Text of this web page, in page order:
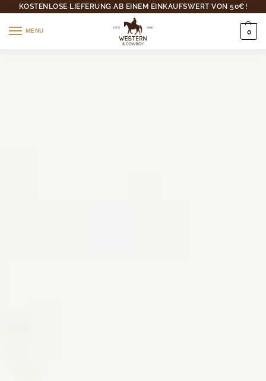
KOSTENLOSE LIEFERUNG AB EINEM EINKAUFSWERT VON 50€!
MENU 0